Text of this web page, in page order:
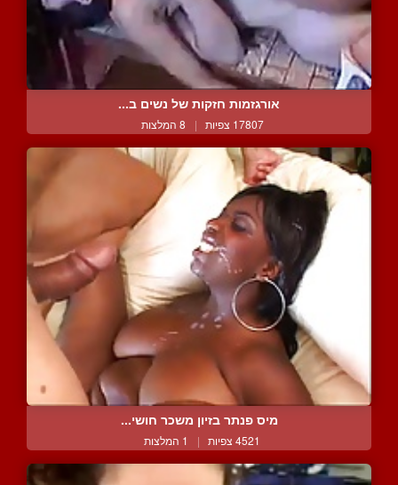
אורגזמות חזקות של נשים ב...
17807 צפיות | 8 המלצות
מיס פנתר בזיון משכר חושי...
4521 צפיות | 1 המלצות